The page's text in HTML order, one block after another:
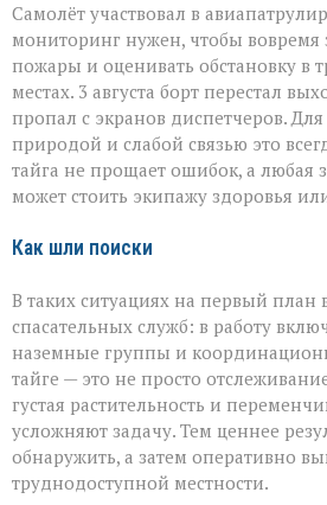
Самолёт участвовал в
мониторинг нужен, чтобы вовремя
пожары и оценивать обстановку в
местах. 3 августа борт перестал
пропал с экранов диспетчеров.
природой и слабой связью это
тайга не прощает ошибок, а любая
может стоить экипажу здоровья
Как шли поиски
В таких ситуациях на первый план
спасательных служб: в работу
наземные группы и
тайге — это не просто
густая растительность и
усложняют задачу. Тем ценнее
обнаружить, а затем оперативно
труднодоступной местности.